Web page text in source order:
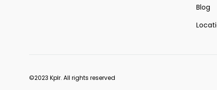
Blog
©2023 Kplr. All rights reserved